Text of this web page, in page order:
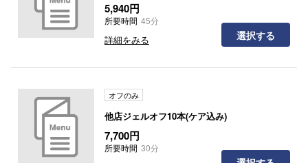
5,940円
所要時間 45分
詳細をみる 選択する
オフのみ
他店ジェルオフ10本(ケア込み)
7,700円
所要時間 30分